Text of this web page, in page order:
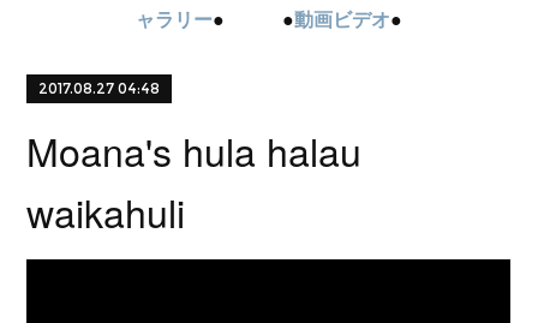
ャラリー● ●動画ビデオ●
2017.08.27 04:48
Moana's hula halau
waikahuli